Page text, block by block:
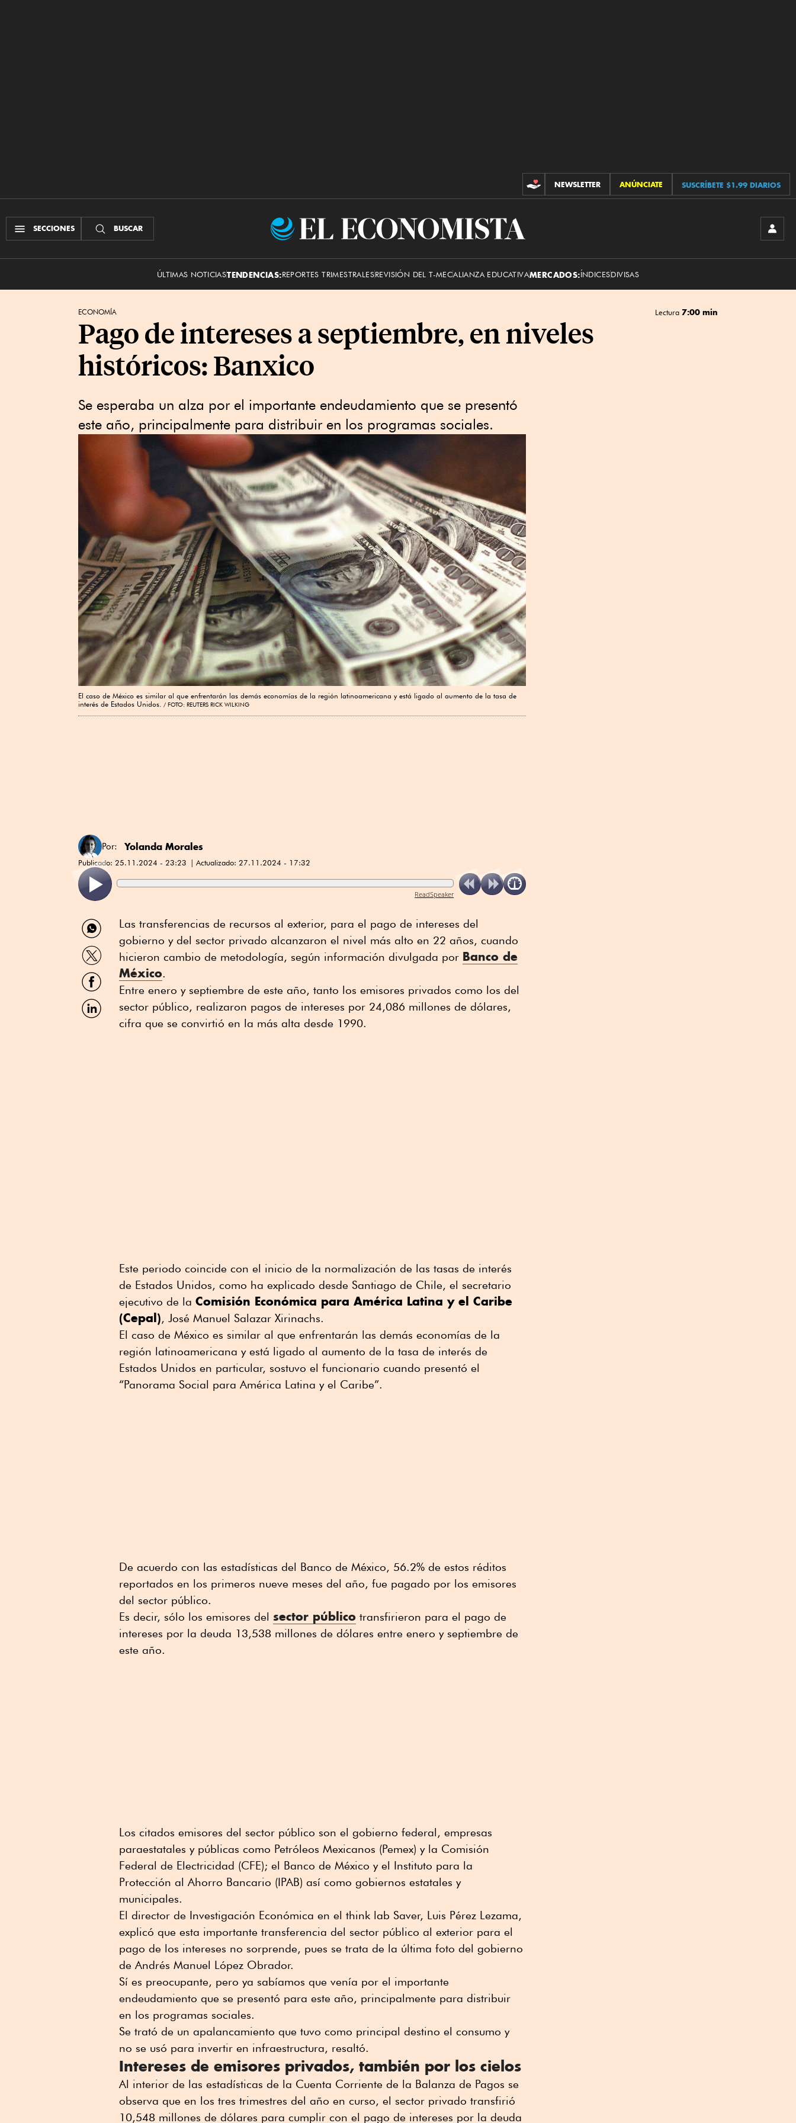
CONTRIBUCIONES
NEWSLETTER ANÚNCIATE SUSCRÍBETE $1.99 DIARIOS
SECCIONES BUSCAR
El
ÚLTIMAS NOTICIASTENDENCIAS:REPORTES TRIMESTRALESREVISIÓN DEL T-MECALIANZA EDUCATIVAMERCADOS:ÍNDICESDIVISAS
ECONOMÍA Lectura 7:00 min
Pago de intereses a septiembre, en niveles
históricos: Banxico
Se esperaba un alza por el importante endeudamiento que se presentó
este año, principalmente para distribuir en los programas sociales.
El caso de México es similar al que enfrentarán las demás economías de la región latinoamericana y está ligado al aumento de la tasa de
interés de Estados Unidos.
FOTO: REUTERS RICK WILKING
Por: Yolanda Morales
Publicado: 25.11.2024 - 23:23 Actualizado: 27.11.2024 - 17:32
ReadSpeaker
Compartir
por
WhatsApp
Compartir
por
Twitter
Compartir
por
Facebook
Compartir
por
Las transferencias de recursos al exterior, para el pago de intereses del
gobierno y del sector privado alcanzaron el nivel más alto en 22 años, cuando
hicieron cambio de metodología, según información divulgada por Banco de
México.
Entre enero y septiembre de este año, tanto los emisores privados como los del
sector público, realizaron pagos de intereses por 24,086 millones de dólares,
cifra que se convirtió en la más alta desde 1990.
Este periodo coincide con el inicio de la normalización de las tasas de interés
de Estados Unidos, como ha explicado desde Santiago de Chile, el secretario
ejecutivo de la Comisión Económica para América Latina y el Caribe
(Cepal), José Manuel Salazar Xirinachs.
El caso de México es similar al que enfrentarán las demás economías de la
región latinoamericana y está ligado al aumento de la tasa de interés de
Estados Unidos en particular, sostuvo el funcionario cuando presentó el
“Panorama Social para América Latina y el Caribe”.
De acuerdo con las estadísticas del Banco de México, 56.2% de estos réditos
reportados en los primeros nueve meses del año, fue pagado por los emisores
del sector público.
Es decir, sólo los emisores del sector público transfirieron para el pago de
intereses por la deuda 13,538 millones de dólares entre enero y septiembre de
este año.
Los citados emisores del sector público son el gobierno federal, empresas
paraestatales y públicas como Petróleos Mexicanos (Pemex) y la Comisión
Federal de Electricidad (CFE); el Banco de México y el Instituto para la
Protección al Ahorro Bancario (IPAB) así como gobiernos estatales y
municipales.
El director de Investigación Económica en el think lab Saver, Luis Pérez Lezama,
explicó que esta importante transferencia del sector público al exterior para el
pago de los intereses no sorprende, pues se trata de la última foto del gobierno
de Andrés Manuel López Obrador.
Sí es preocupante, pero ya sabíamos que venía por el importante
endeudamiento que se presentó para este año, principalmente para distribuir
en los programas sociales.
Se trató de un apalancamiento que tuvo como principal destino el consumo y
no se usó para invertir en infraestructura, resaltó.
Intereses de emisores privados, también por los cielos
Al interior de las estadísticas de la Cuenta Corriente de la Balanza de Pagos se
observa que en los tres trimestres del año en curso, el sector privado transfirió
10,548 millones de dólares para cumplir con el pago de intereses por la deuda